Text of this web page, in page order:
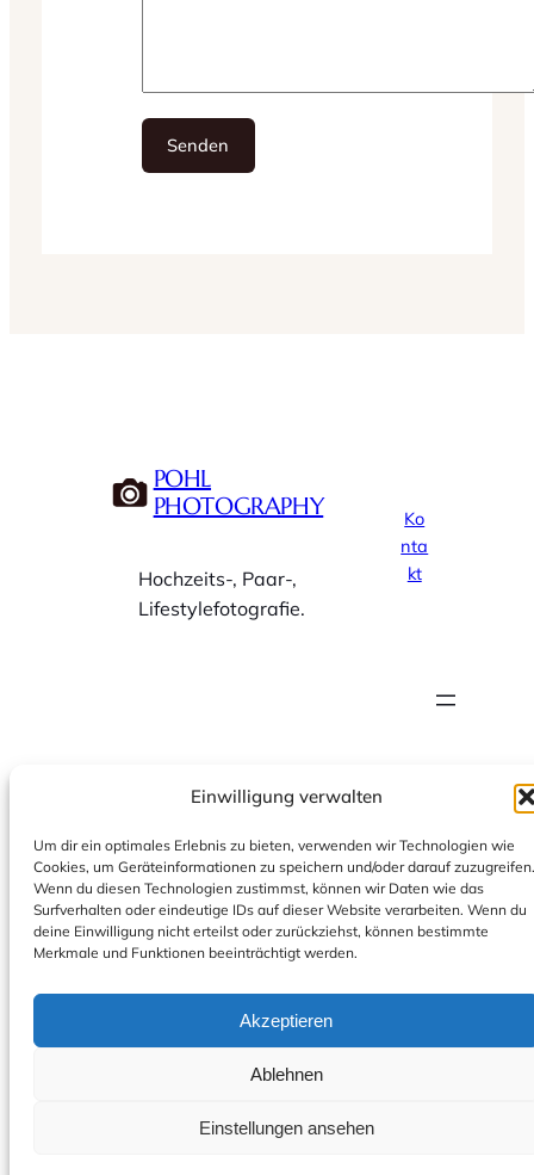
Einwilligung verwalten
Um dir ein optimales Erlebnis zu bieten, verwenden wir Technologien wie
Cookies, um Geräteinformationen zu speichern und/oder darauf zuzugreifen.
Wenn du diesen Technologien zustimmst, können wir Daten wie das
Surfverhalten oder eindeutige IDs auf dieser Website verarbeiten. Wenn du
deine Einwilligung nicht erteilst oder zurückziehst, können bestimmte
Merkmale und Funktionen beeinträchtigt werden.
Akzeptieren
Ablehnen
Einstellungen ansehen
POHL
PHOTOGRAPHY
Hochzeits-, Paar-,
Lifestylefotografie.
Ko
nta
kt